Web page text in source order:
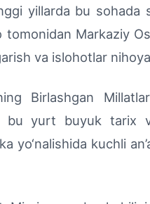
yillarda bu
tomonidan Markaziy
va islohotlar
Birlashgan
bu yurt buyuk tarix
yo‘nalishida kuchli